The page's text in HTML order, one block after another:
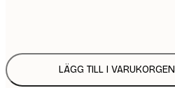
LÄGG TILL I VARUKORGEN